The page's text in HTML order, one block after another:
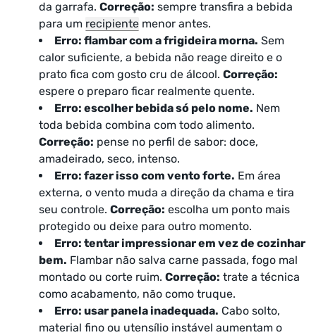
da garrafa. Correção: sempre transfira a bebida
para um recipiente menor antes.
Erro: flambar com a frigideira morna. Sem
calor suficiente, a bebida não reage direito e o
prato fica com gosto cru de álcool. Correção:
espere o preparo ficar realmente quente.
Erro: escolher bebida só pelo nome. Nem
toda bebida combina com todo alimento.
Correção: pense no perfil de sabor: doce,
amadeirado, seco, intenso.
Erro: fazer isso com vento forte. Em área
externa, o vento muda a direção da chama e tira
seu controle. Correção: escolha um ponto mais
protegido ou deixe para outro momento.
Erro: tentar impressionar em vez de cozinhar
bem. Flambar não salva carne passada, fogo mal
montado ou corte ruim. Correção: trate a técnica
como acabamento, não como truque.
Erro: usar panela inadequada. Cabo solto,
material fino ou utensílio instável aumentam o